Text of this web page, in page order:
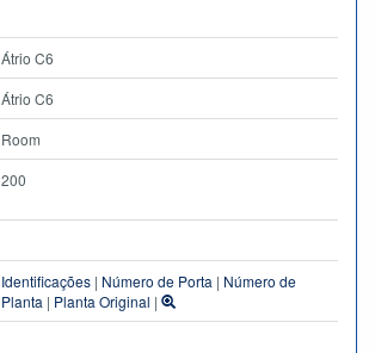
Átrio C6
Átrio C6
Room
200
Identificações | Número de Porta | Número de
Planta | Planta Original |